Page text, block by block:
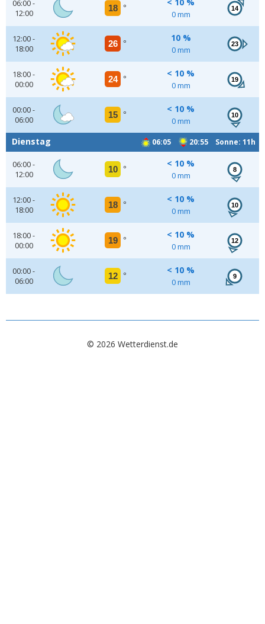
06:00 -
12:00
18 °
0 mm
14
12:00 -
18:00
26 °
10 %
0 mm
23
18:00 -
00:00
24 °
< 10 %
0 mm
19
00:00 -
06:00
15 °
< 10 %
0 mm
10
06:05 20:55 Sonne: 11h
Dienstag
06:00 -
12:00
10 °
< 10 %
0 mm
8
12:00 -
18:00
18 °
< 10 %
0 mm
10
18:00 -
00:00
19 °
< 10 %
0 mm
12
00:00 -
06:00
12 °
< 10 %
0 mm
9
© 2026 Wetterdienst.de